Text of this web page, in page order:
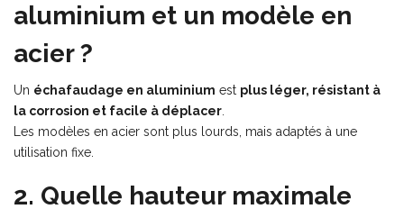
aluminium et un modèle en
acier ?
Un échafaudage en aluminium est plus léger, résistant à
la corrosion et facile à déplacer
Les modèles en acier sont plus lourds, mais adaptés à une
utilisation fixe.
2. Quelle hauteur maximale